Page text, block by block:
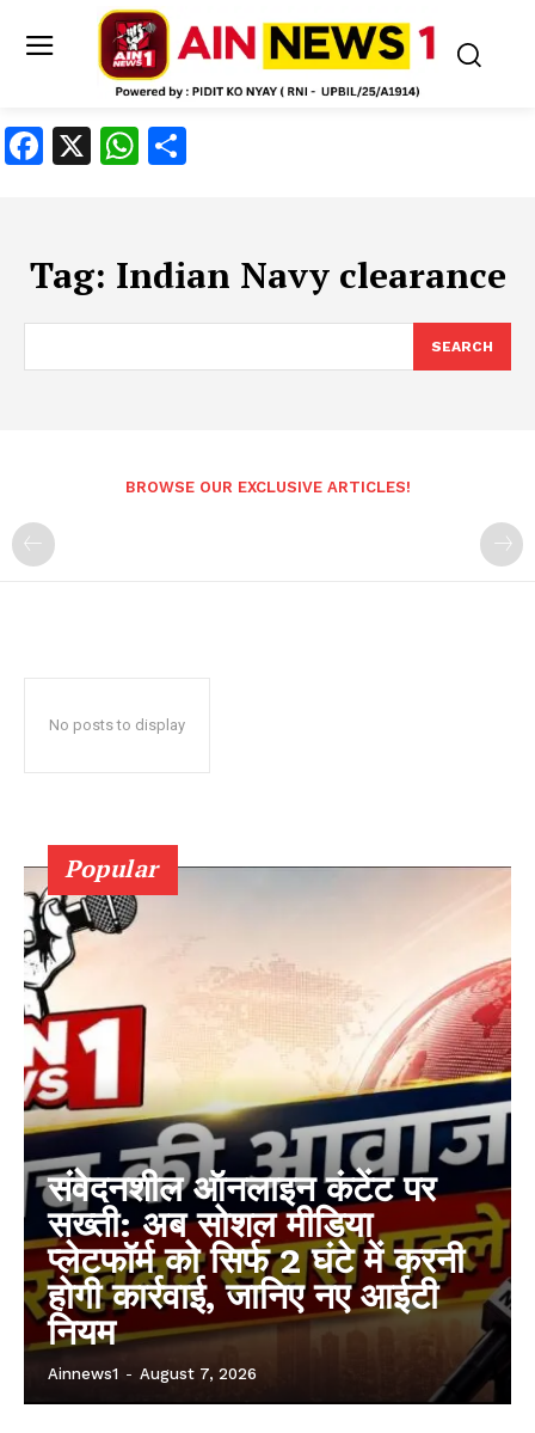
Facebook
X WhatsApp
Tag: Indian Navy clearance
SEARCH
BROWSE OUR EXCLUSIVE ARTICLES!
No posts to display
Popular
संवेदनशील ऑनलाइन कंटेंट पर
सख्ती: अब सोशल मीडिया
प्लेटफॉर्म को सिर्फ 2 घंटे में करनी
होगी कार्रवाई, जानिए नए आईटी
नियम
Ainnews1 - August 7, 2026